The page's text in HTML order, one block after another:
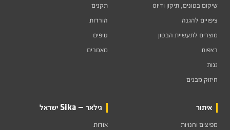
שיקום בטונים, תיקון ודיוס
ציפויים להגנה
מוצרים לתעשיית הבטון
רצפות
גגות
חיזוק מבנים
תקנים
הורדות
טיפים
מאמרים
איתור
מפיצים וחנויות
גילאר — Sika ישראל
אודות